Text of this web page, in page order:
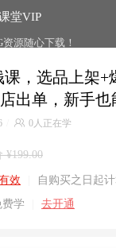
堂VIP
源随心下载！
课，选品上架+
出单，新手也
 0人正在学
¥199.00
效 自购买之日起
学 去开通